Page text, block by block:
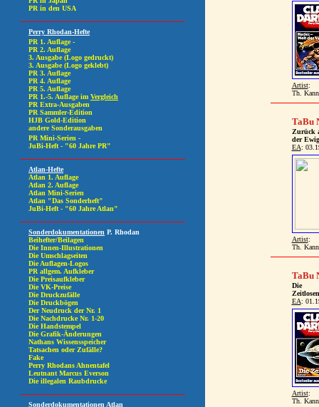
Artist:
Th.
TaBu
Zurück
der
EA:
Artist:
Th.
TaBu
Die
Zeitlosen
EA:
Artist:
Th.